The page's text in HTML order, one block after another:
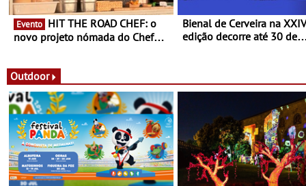
Evento
novo projeto nómada do Chef
que percorre Portugal
Bienal de Cerveira na XXIV
edição decorre até 30 de
Outdoor